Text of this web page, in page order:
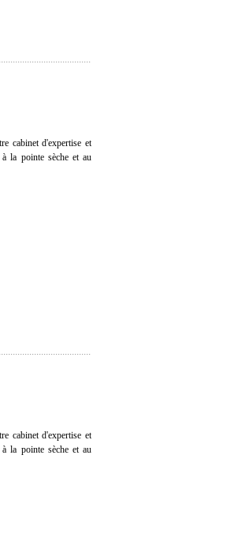
cabinet d'expertise et
la pointe sèche et au
cabinet d'expertise et
la pointe sèche et au